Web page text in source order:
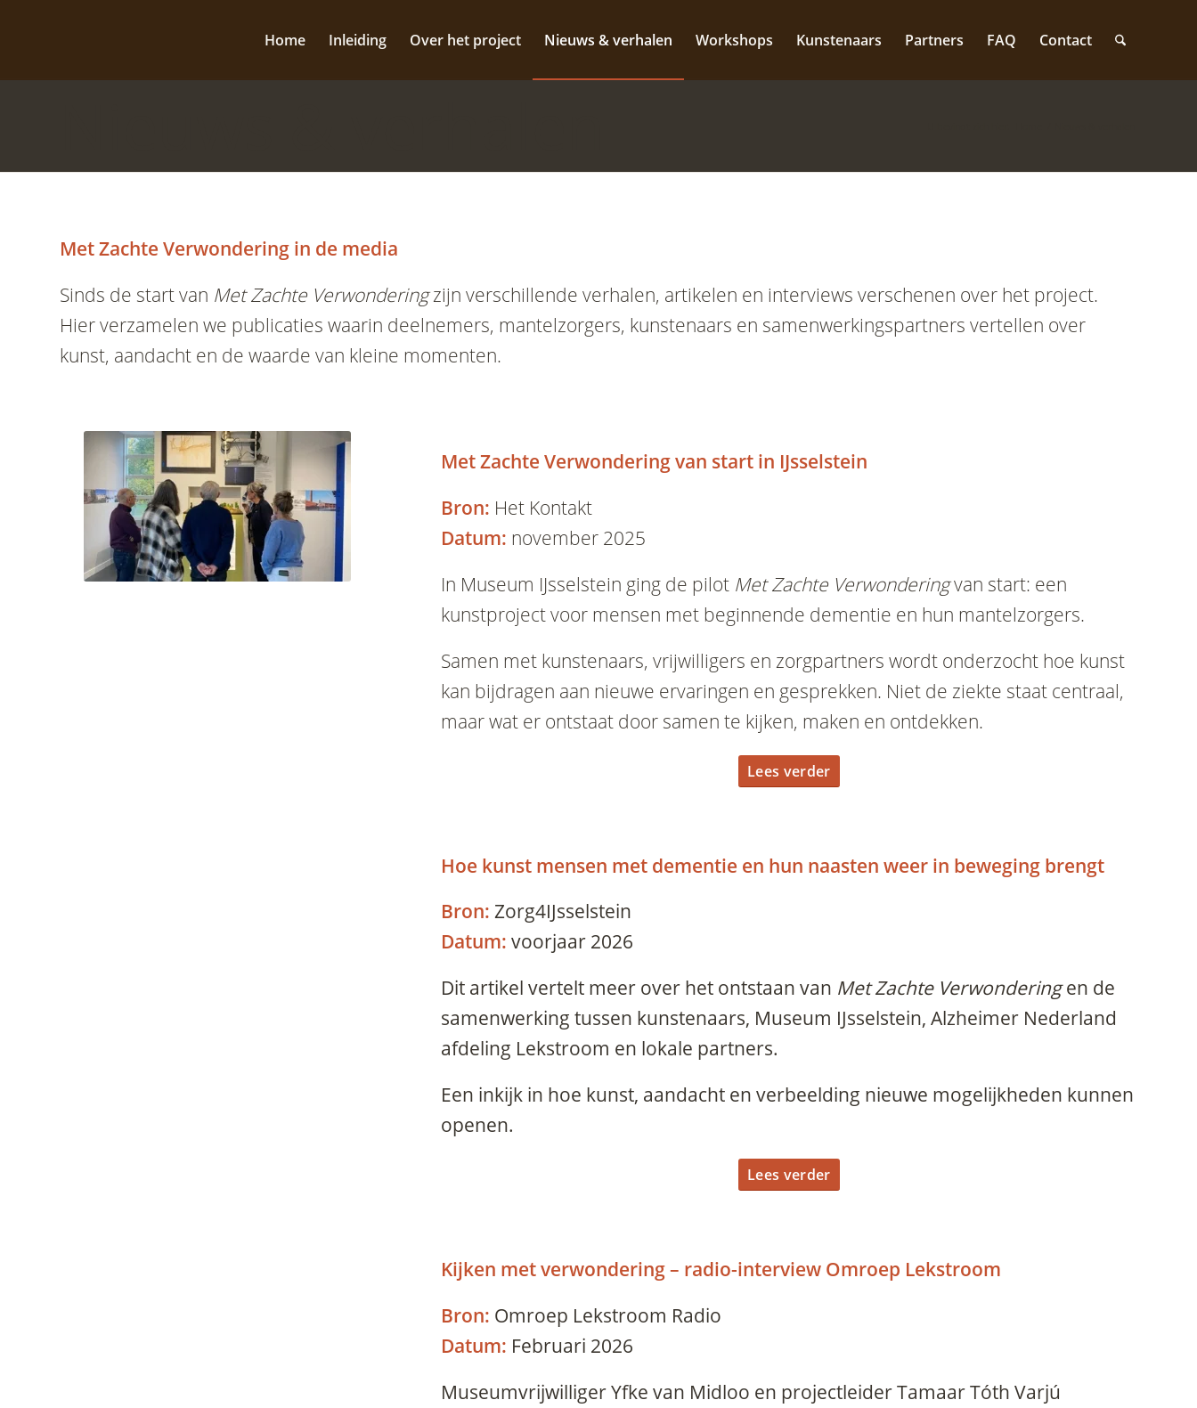
Home Inleiding Over het project Nieuws & verhalen Workshops Kunstenaars Partners FAQ Contact
Met Zachte Verwondering in de media
Sinds de start van Met Zachte Verwonderingzijn verschillende verhalen, artikelen en interviews verschenen over het project.
Hier verzamelen we publicaties waarin deelnemers, mantelzorgers, kunstenaars en samenwerkingspartners vertellen over
kunst, aandacht en de waarde van kleine momenten.
Met Zachte Verwondering van start in IJsselstein
Bron: Het Kontakt
Datum: november 2025
In Museum IJsselstein ging de pilot Met Zachte Verwonderingvan start: een
kunstproject voor mensen met beginnende dementie en hun mantelzorgers.
Samen met kunstenaars, vrijwilligers en zorgpartners wordt onderzocht hoe kunst
kan bijdragen aan nieuwe ervaringen en gesprekken. Niet de ziekte staat centraal,
maar wat er ontstaat door samen te kijken, maken en ontdekken.
Lees verder
Hoe kunst mensen met dementie en hun naasten weer in beweging brengt
Bron: Zorg4IJsselstein
Datum: voorjaar 2026
Dit artikel vertelt meer over het ontstaan van Met Zachte Verwonderingen de
samenwerking tussen kunstenaars, Museum IJsselstein, Alzheimer Nederland
afdeling Lekstroom en lokale partners.
Een inkijk in hoe kunst, aandacht en verbeelding nieuwe mogelijkheden kunnen
openen.
Lees verder
Kijken met verwondering – radio-interview Omroep Lekstroom
Bron: Omroep Lekstroom Radio
Datum: Februari 2026
Museumvrijwilliger Yfke van Midloo en projectleider Tamaar Tóth Varjú